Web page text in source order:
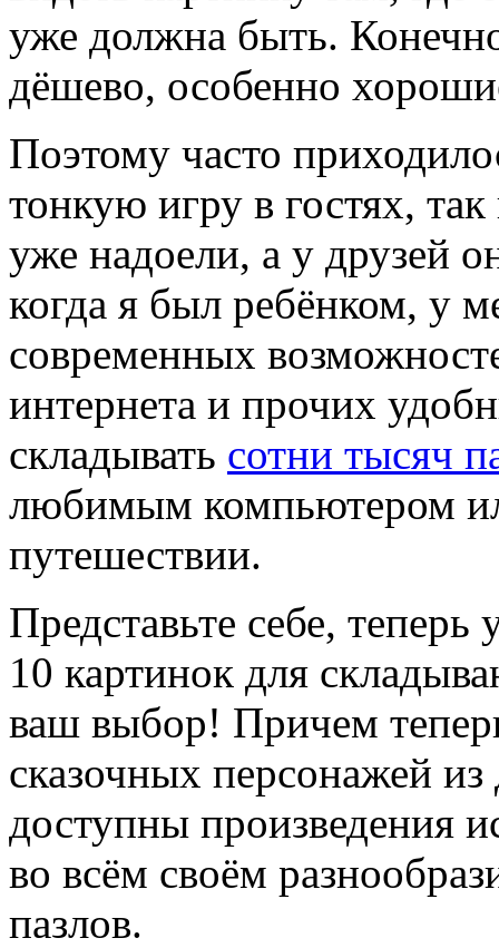
уже должна быть.
дёшево, особенно
Поэтому часто
тонкую игру в гостях,
уже надоели, а у друзей
когда я был ребёнком, у
современных
интернета и прочих
складывать сотни тысяч
любимым компьютером
путешествии.
Представьте себе,
10 картинок для
ваш выбор! Причем
сказочных персонажей
доступны произведения
во всём своём
пазлов.